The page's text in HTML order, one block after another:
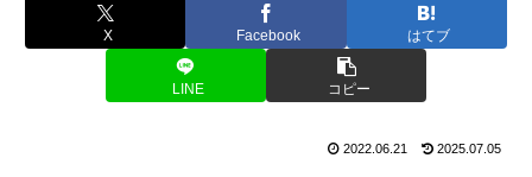
X Facebook はてブ
LINE コピー
2022.06.21 2025.07.05